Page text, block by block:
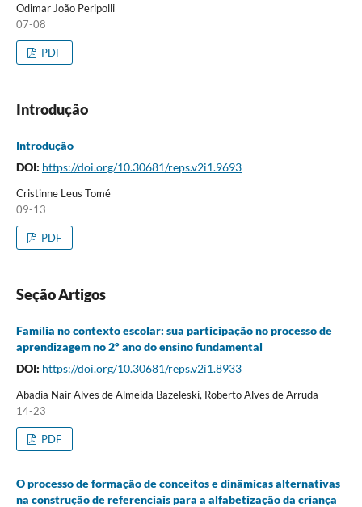
Odimar João Peripolli
07-08
PDF
Introdução
Introdução
DOI: https://doi.org/10.30681/reps.v2i1.9693
Cristinne Leus Tomé
09-13
PDF
Seção Artigos
Família no contexto escolar: sua participação no processo de
aprendizagem no 2º ano do ensino fundamental
DOI: https://doi.org/10.30681/reps.v2i1.8933
Abadia Nair Alves de Almeida Bazeleski, Roberto Alves de Arruda
14-23
PDF
O processo de formação de conceitos e dinâmicas alternativas
na construção de referenciais para a alfabetização da criança